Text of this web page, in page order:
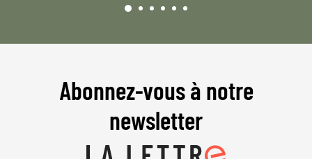
Abonnez-vous à notre
newsletter